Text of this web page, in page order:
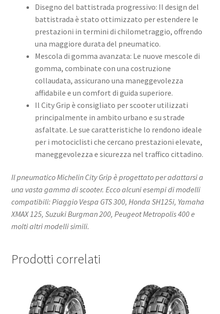
Disegno del battistrada progressivo: Il design del
battistrada è stato ottimizzato per estendere le
prestazioni in termini di chilometraggio, offrendo
una maggiore durata del pneumatico.
Mescola di gomma avanzata: Le nuove mescole di
gomma, combinate con una costruzione
collaudata, assicurano una maneggevolezza
affidabile e un comfort di guida superiore.
Il City Grip è consigliato per scooter utilizzati
principalmente in ambito urbano e su strade
asfaltate. Le sue caratteristiche lo rendono ideale
per i motociclisti che cercano prestazioni elevate,
maneggevolezza e sicurezza nel traffico cittadino.​
Il pneumatico Michelin City Grip è progettato per adattarsi a
una vasta gamma di scooter. Ecco alcuni esempi di modelli
compatibili: Piaggio Vespa GTS 300, Honda SH125i, Yamaha
XMAX 125, Suzuki Burgman 200, Peugeot Metropolis 400 e
molti altri modelli simili.​
Prodotti correlati